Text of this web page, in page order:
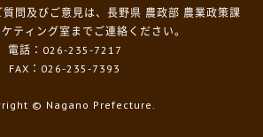
質問及びご意見は、長野県 農政部 農業政策課
ティング室までご連絡ください。
電話：026-235-7217
FAX：026-235-7393
© Nagano Prefecture.